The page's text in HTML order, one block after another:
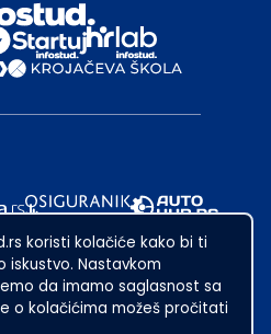
koristi kolačiće kako bi ti
iskustvo. Nastavkom
da imamo saglasnost sa
o kolačićima možeš pročitati